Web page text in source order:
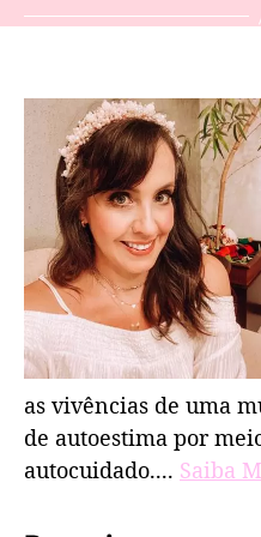
as vivências de uma
de autoestima por
autocuidado.... Saiba